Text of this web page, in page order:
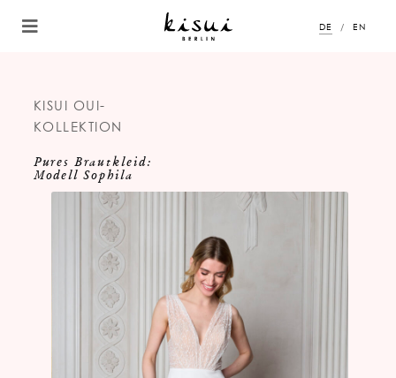
DE EN
KISUI OUI-
KOLLEKTION
Pures Brautkleid:
Modell Sophila